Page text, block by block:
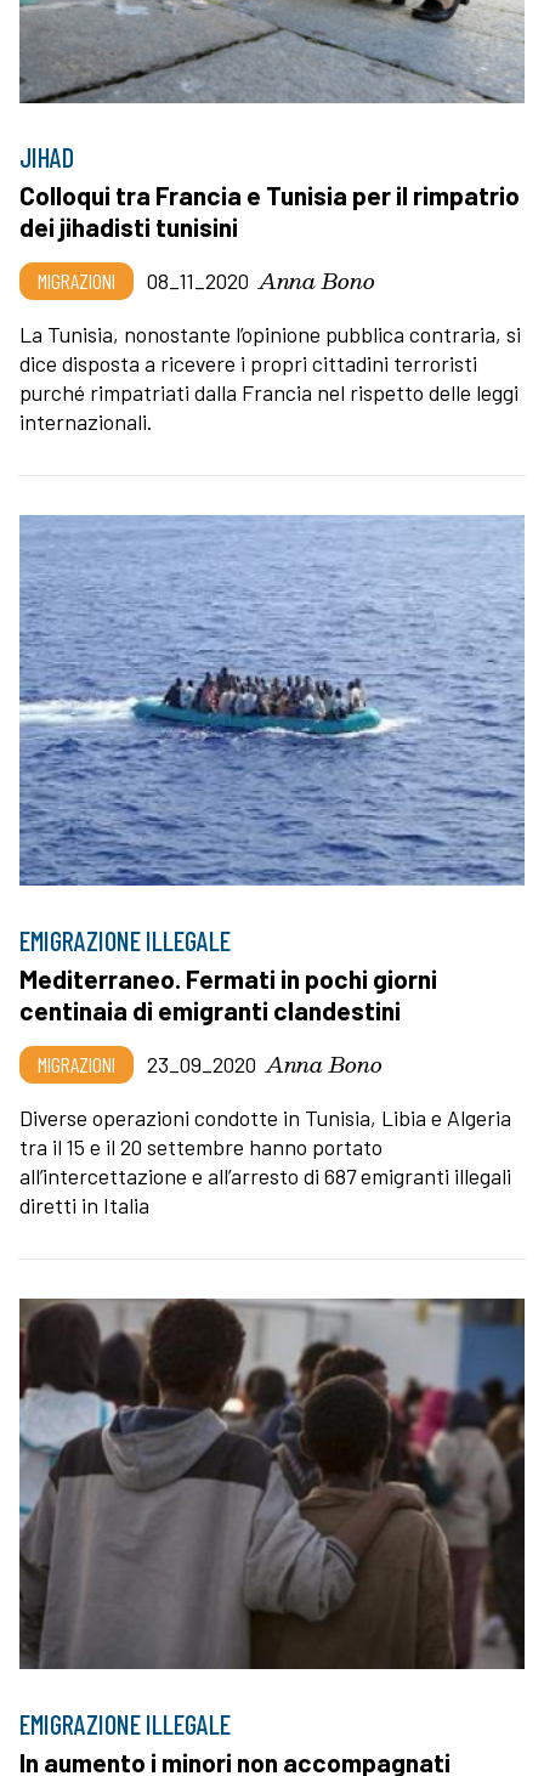
JIHAD
Colloqui tra Francia e Tunisia per il rimpatrio
dei jihadisti tunisini
MIGRAZIONI 08_11_2020 Anna Bono
La Tunisia, nonostante l’opinione pubblica contraria, si
dice disposta a ricevere i propri cittadini terroristi
purché rimpatriati dalla Francia nel rispetto delle leggi
internazionali.
EMIGRAZIONE ILLEGALE
Mediterraneo. Fermati in pochi giorni
centinaia di emigranti clandestini
MIGRAZIONI 23_09_2020 Anna Bono
Diverse operazioni condotte in Tunisia, Libia e Algeria
tra il 15 e il 20 settembre hanno portato
all’intercettazione e all’arresto di 687 emigranti illegali
diretti in Italia
EMIGRAZIONE ILLEGALE
In aumento i minori non accompagnati